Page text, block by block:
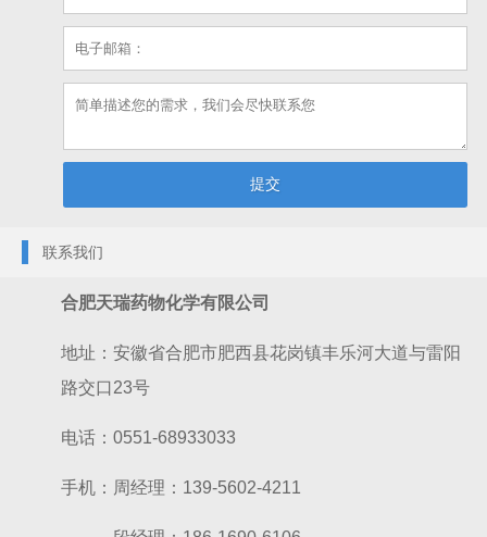
联系我们
合肥天瑞药物化学有限公司
地址：安徽省合肥市肥西县花岗镇丰乐河大道与雷阳
路交口23号
电话：0551-68933033
手机： 周经理： 139-5602-4211